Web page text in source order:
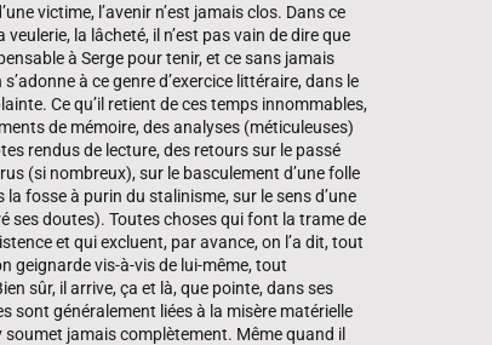
victime, l’avenir n’est jamais clos. Dans ce
la lâcheté, il n’est pas vain de dire que
à Serge pour tenir, et ce sans jamais
à ce genre d’exercice littéraire, dans le
Ce qu’il retient de ces temps innommables,
de mémoire, des analyses (méticuleuses)
rendus de lecture, des retours sur le passé
(si nombreux), sur le basculement d’une folle
fosse à purin du stalinisme, sur le sens d’une
ses doutes). Toutes choses qui font la trame de
et qui excluent, par avance, on l’a dit, tout
geignarde vis-à-vis de lui-même, tout
sûr, il arrive, ça et là, que pointe, dans ses
sont généralement liées à la misère matérielle
soumet jamais complètement. Même quand il